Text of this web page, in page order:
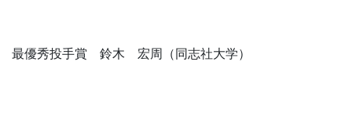
最優秀投手賞 鈴木 宏周（同志社大学）